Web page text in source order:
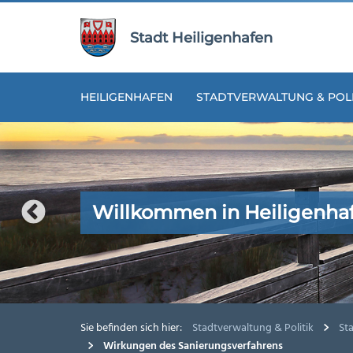
Stadt Heiligenhafen
HEILIGENHAFEN STADTVERWALTUNG &
Willkommen in
Willkommen in
Willkommen in
Willkommen in
Willkommen in
Sie befinden sich hier: Stadtverwaltung & Politik
Wirkungen des Sanierungsverfahrens